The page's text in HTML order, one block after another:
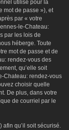
utilisé pour la
mot de passe »), et
par « votre
le-Chateau:
par les lois de
héberge. Toute
mot de passe et de
rendez-vous des
qu’elle soit
Chateau: rendez-vous
choisir quelle
De plus, dans votre
de courriel par le
afin qu’il soit sécurisé.